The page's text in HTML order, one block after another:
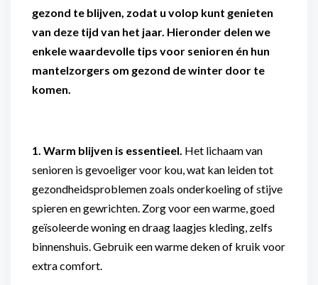
gezond te blijven, zodat u volop kunt genieten
van deze tijd van het jaar. Hieronder delen we
enkele waardevolle tips voor senioren én hun
mantelzorgers om gezond de winter door te
komen.
1. Warm blijven is essentieel. Het lichaam van
senioren is gevoeliger voor kou, wat kan leiden tot
gezondheidsproblemen zoals onderkoeling of stijve
spieren en gewrichten. Zorg voor een warme, goed
geïsoleerde woning en draag laagjes kleding, zelfs
binnenshuis. Gebruik een warme deken of kruik voor
extra comfort.